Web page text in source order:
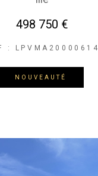
498 750 €
: LPVMA20000614
NOUVEAUTÉ